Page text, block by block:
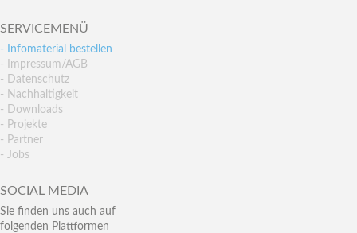
SERVICEMENÜ
- Infomaterial bestellen
- Impressum/AGB
- Datenschutz
- Nachhaltigkeit
- Downloads
- Projekte
- Partner
- Jobs
SOCIAL MEDIA
Sie finden uns auch auf
folgenden Plattformen